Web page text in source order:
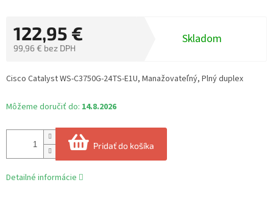
122,95 €
99,96 € bez DPH
cena:
Skladom
Môžeme doručiť do: 14.8.2026
Pridať do košíka
Cisco Catalyst WS-C3750G-24TS-E1U, Manažovateľný, Plný duplex
Detailné informácie